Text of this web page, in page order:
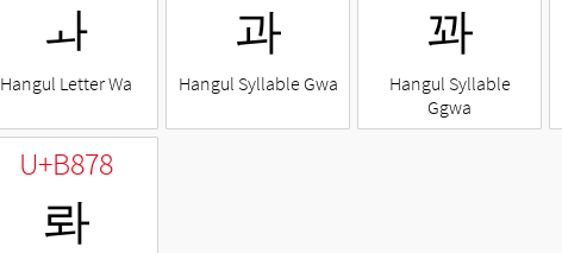
ㅘ
Hangul Letter Wa
과
Hangul Syllable Gwa
꽈
Hangul Syllable
Ggwa
U+B878
롸